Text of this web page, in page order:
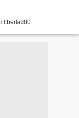
libertad80